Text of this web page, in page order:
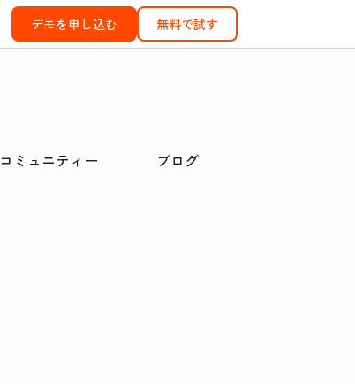
デモを申し込む 無料で試す
コミュニティー ブログ